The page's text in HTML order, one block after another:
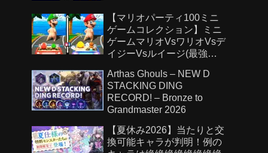
【マリオパーティ100ミニ
ゲームコレクション】ミニ
ゲームマリオVsワリオVsデ
イジーVsルイージ(最強
Arthas Ghouls – NEW D
STACKING DING
RECORD! – Bronze to
Grandmaster 2026
【夏休み2026】当たりと交
換可能キャラが判明！例の